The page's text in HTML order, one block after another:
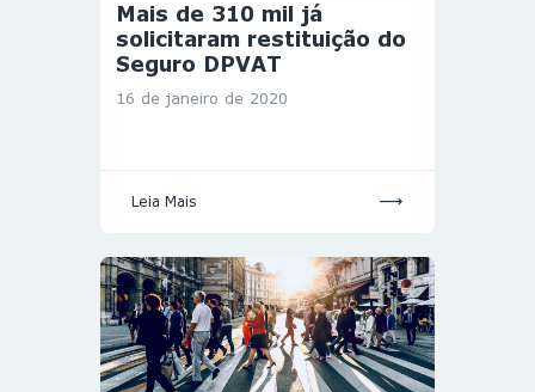
Mais de 310 mil já
solicitaram restituição do
Seguro DPVAT
16 de janeiro de 2020
Leia Mais